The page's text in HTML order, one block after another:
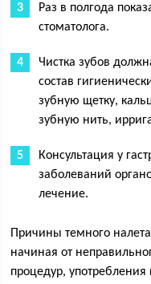
Раз в полгода
стоматолога.
Чистка зубов
состав
зубную щетку,
зубную нить,
Консультация у
заболеваний
лечение.
Причины темного
начиная от
процедур, употребления